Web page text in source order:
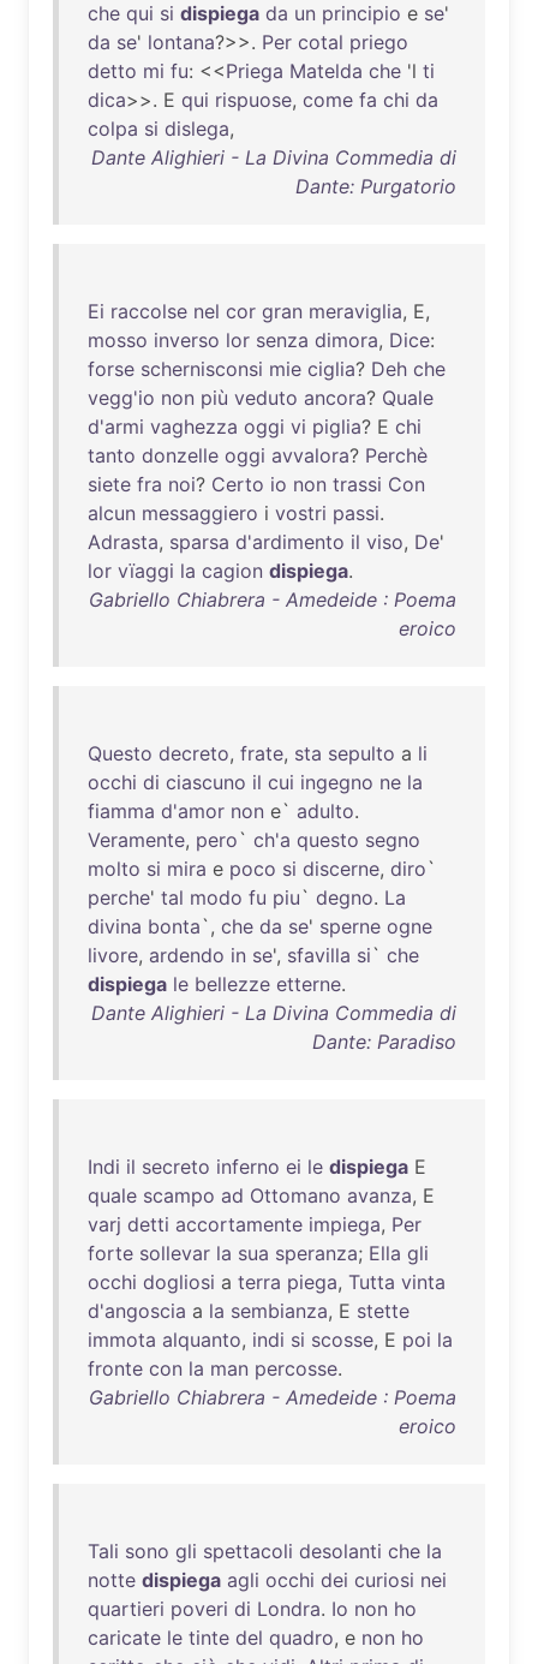
che qui si dispiega da un principio e se'
da se' lontana?>>. Per cotal priego
detto mi fu: <<Priega Matelda che 'l ti
dica>>. E qui rispuose, come fa chi da
colpa si dislega,
Dante Alighieri - La Divina Commedia di
Dante: Purgatorio
Ei raccolse nel cor gran meraviglia, E,
mosso inverso lor senza dimora, Dice:
forse schernisconsi mie ciglia? Deh che
vegg'io non più veduto ancora? Quale
d'armi vaghezza oggi vi piglia? E chi
tanto donzelle oggi avvalora? Perchè
siete fra noi? Certo io non trassi Con
alcun messaggiero i vostri passi.
Adrasta, sparsa d'ardimento il viso, De'
lor vïaggi la cagion dispiega.
Gabriello Chiabrera - Amedeide : Poema
eroico
Questo decreto, frate, sta sepulto a li
occhi di ciascuno il cui ingegno ne la
fiamma d'amor non e` adulto.
Veramente, pero` ch'a questo segno
molto si mira e poco si discerne, diro`
perche' tal modo fu piu` degno. La
divina bonta`, che da se' sperne ogne
livore, ardendo in se', sfavilla si` che
dispiega le bellezze etterne.
Dante Alighieri - La Divina Commedia di
Dante: Paradiso
Indi il secreto inferno ei le dispiega E
quale scampo ad Ottomano avanza, E
varj detti accortamente impiega, Per
forte sollevar la sua speranza; Ella gli
occhi dogliosi a terra piega, Tutta vinta
d'angoscia a la sembianza, E stette
immota alquanto, indi si scosse, E poi la
fronte con la man percosse.
Gabriello Chiabrera - Amedeide : Poema
eroico
Tali sono gli spettacoli desolanti che la
notte dispiega agli occhi dei curiosi nei
quartieri poveri di Londra. Io non ho
caricate le tinte del quadro, e non ho